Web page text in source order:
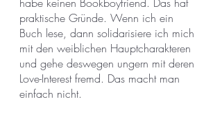
praktische Gründe. Wenn ich ein
Buch lese, dann solidarisiere ich mich
mit den weiblichen Hauptcharakteren
und gehe deswegen ungern mit deren
Love-Interest fremd. Das macht man
einfach nicht.